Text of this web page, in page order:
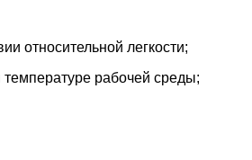
относительной легкости;
температуре рабочей среды;